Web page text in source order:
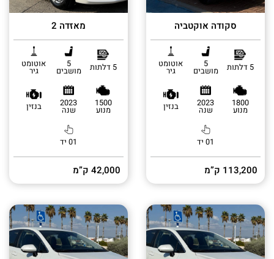
סקודה אוקטביה
5 דלתות 5
מושבים
אוטומט
גיר
1800
מנוע
2023
שנה בנזין
01 יד
113,200 ק”מ
מאזדה 2
5 דלתות 5
מושבים
אוטומט
גיר
1500
מנוע
2023
שנה בנזין
01 יד
42,000 ק”מ